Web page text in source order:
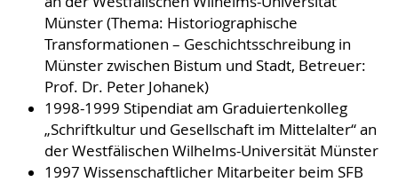
Münster (Thema: Historiographische
Transformationen – Geschichtsschreibung in
Münster zwischen Bistum und Stadt, Betreuer:
Prof. Dr. Peter Johanek)
1998-1999 Stipendiat am Graduiertenkolleg
„Schriftkultur und Gesellschaft im Mittelalter“ an
der Westfälischen Wilhelms-Universität Münster
1997 Wissenschaftlicher Mitarbeiter beim SFB